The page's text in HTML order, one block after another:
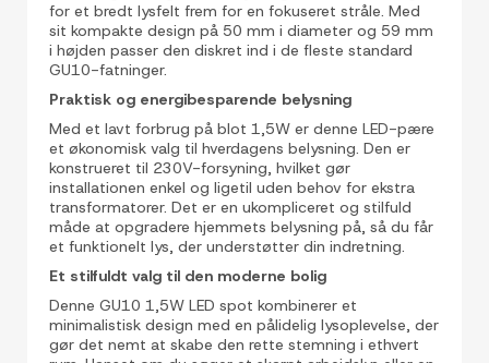
for et bredt lysfelt frem for en fokuseret stråle. Med
sit kompakte design på 50 mm i diameter og 59 mm
i højden passer den diskret ind i de fleste standard
GU10-fatninger.
Praktisk og energibesparende belysning
Med et lavt forbrug på blot 1,5W er denne LED-pære
et økonomisk valg til hverdagens belysning. Den er
konstrueret til 230V-forsyning, hvilket gør
installationen enkel og ligetil uden behov for ekstra
transformatorer. Det er en ukompliceret og stilfuld
måde at opgradere hjemmets belysning på, så du får
et funktionelt lys, der understøtter din indretning.
Et stilfuldt valg til den moderne bolig
Denne GU10 1,5W LED spot kombinerer et
minimalistisk design med en pålidelig lysoplevelse, der
gør det nemt at skabe den rette stemning i ethvert